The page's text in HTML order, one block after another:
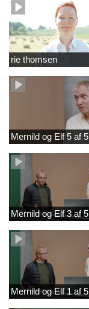
rie thomsen
Mernild og Elf 5 af 5
Mernild og Elf 3 af 5
Mernild og Elf 1 af 5